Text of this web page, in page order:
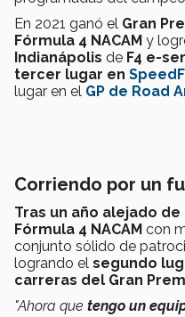
En 2021 ganó el Gran
Fórmula 4 NACAM y
Indianápolis de F4 e-
tercer lugar en
lugar en el GP de Road
Corriendo por un
Tras un año alejado de
Fórmula 4 NACAM con
conjunto sólido de
logrando el segundo
carreras del Gran
"Ahora que tengo un